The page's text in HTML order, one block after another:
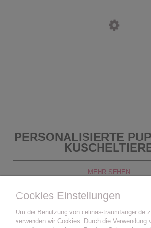
PERSONALISIERTE
MEHR SEHEN
Cookies Einstellungen
Um die Benutzung von celinas-traumfanger.de
verwenden wir Cookies. Durch die Verwendung